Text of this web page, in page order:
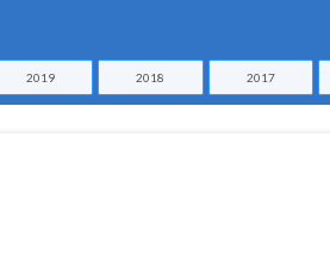
2019 2018 2017